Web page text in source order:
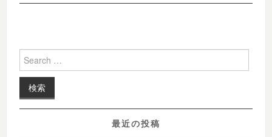
Search for:
最近の投稿